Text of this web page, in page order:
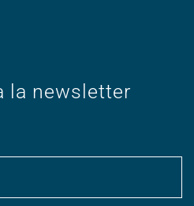
la newsletter